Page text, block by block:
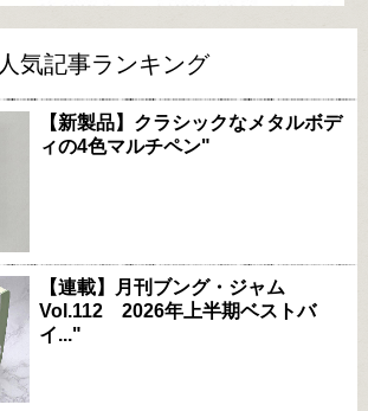
人気記事ランキング
【新製品】クラシックなメタルボデ
ィの4色マルチペン"
【連載】月刊ブング・ジャム
Vol.112 2026年上半期ベストバ
イ..."